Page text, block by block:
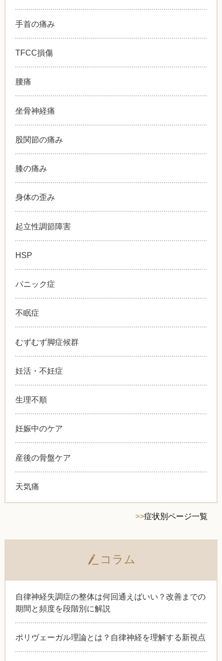
手首の痛み
TFCC損傷
腰痛
坐骨神経痛
股関節の痛み
膝の痛み
身体の歪み
起立性調節障害
HSP
パニック症
不眠症
むずむず脚症候群
妊活・不妊症
生理不順
妊娠中のケア
産後の骨盤ケア
天気痛
>>症状別ページ一覧
コラム
自律神経失調症の整体は何回通えばいい？改善までの
期間と頻度を段階別に解説
ポリヴェーガル理論とは？自律神経を理解する新視点